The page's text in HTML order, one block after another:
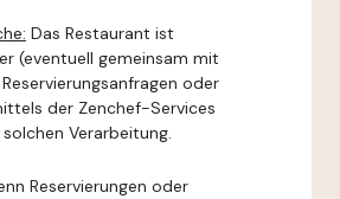
Das Restaurant ist
(eventuell gemeinsam mit
oder
der Zenchef-Services
Verarbeitung.
Reservierungen oder